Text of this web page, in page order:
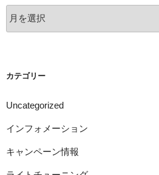
ー
カテゴリー
Uncategorized
インフォメーション
キャンペーン情報